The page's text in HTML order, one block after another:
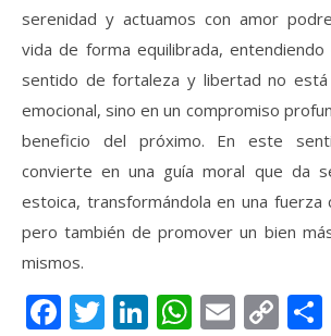
serenidad y actuamos con amor
vida de forma equilibrada,
sentido de fortaleza y libertad no está
emocional, sino en un compromiso
beneficio del próximo. En este
convierte en una guía moral que da
estoica, transformándola en una fuerza
pero también de promover un bien
mismos.
Facebook
Twitter
LinkedIn
Email